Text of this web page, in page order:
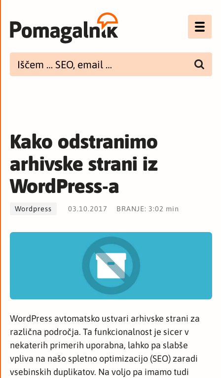
UX
Spletna dostopnost
Kako odstranimo
arhivske strani iz
WordPress-a
Wordpress 03.10.2017 BRANJE: 3:02 min
WordPress avtomatsko ustvari arhivske strani za
različna področja. Ta funkcionalnost je sicer v
nekaterih primerih uporabna, lahko pa slabše
vpliva na našo spletno optimizacijo (SEO) zaradi
vsebinskih duplikatov. Na voljo pa imamo tudi